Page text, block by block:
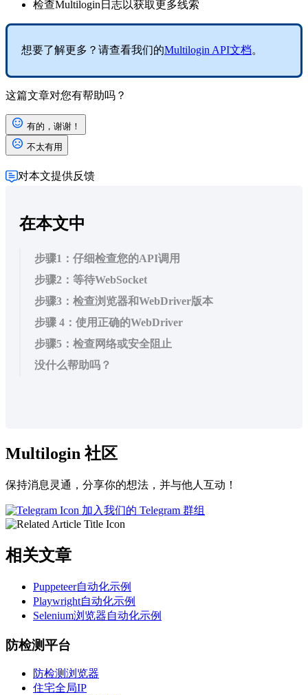
检查Multilogin 日志以获取更多线索
想要了解更多？请查看我们的Multilogin API文档。
这篇文章对您有帮助吗？
有的，谢谢！
不太有用
对本文提供反馈
在本文中
步骤1：仔细检查您的API调用
步骤2：等待WebSocket
步骤3：检查浏览器和WebDriver版本
步骤 4：使用正确的WebDriver
步骤5：检查网络或安全阻止
没什么帮助吗？
Multilogin 社区
保持消息灵通，分享你的想法，并与他人互动！
加入我们的 Telegram 群组
相关文章
Puppeteer自动化示例
Playwright自动化示例
Selenium浏览器自动化示例
防检测平台
防检测浏览器
住宅全局IP